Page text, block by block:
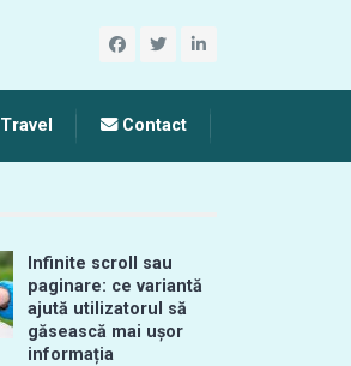
Travel Contact
Infinite scroll sau
paginare: ce variantă
ajută utilizatorul să
găsească mai ușor
informația